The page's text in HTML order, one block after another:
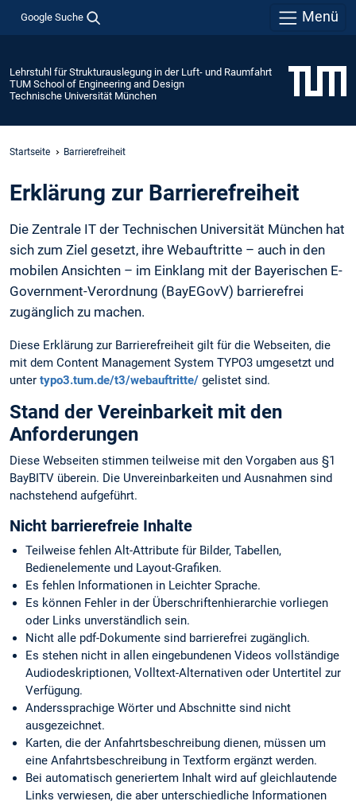
Google Suche Menü
Lehrstuhl für Strukturauslegung in der Luft- und Raumfahrt
TUM School of Engineering and Design
Technische Universität München
Startseite Barrierefreiheit
Erklärung zur Barrierefreiheit
Die Zentrale IT der Technischen Universität München hat
sich zum Ziel gesetzt, ihre Webauftritte – auch in den
mobilen Ansichten – im Einklang mit der Bayerischen E-
Government-Verordnung (BayEGovV) barrierefrei
zugänglich zu machen.
Diese Erklärung zur Barrierefreiheit gilt für die Webseiten, die
mit dem Content Management System TYPO3 umgesetzt und
unter typo3.tum.de/t3/webauftritte/ gelistet sind.
Stand der Vereinbarkeit mit den
Anforderungen
Diese Webseiten stimmen teilweise mit den Vorgaben aus §1
BayBITV überein. Die Unvereinbarkeiten und Ausnahmen sind
nachstehend aufgeführt.
Nicht barrierefreie Inhalte
Teilweise fehlen Alt-Attribute für Bilder, Tabellen,
Bedienelemente und Layout-Grafiken.
Es fehlen Informationen in Leichter Sprache.
Es können Fehler in der Überschriftenhierarchie vorliegen
oder Links unverständlich sein.
Nicht alle pdf-Dokumente sind barrierefrei zugänglich.
Es stehen nicht in allen eingebundenen Videos vollständige
Audiodeskriptionen, Volltext-Alternativen oder Untertitel zur
Verfügung.
Anderssprachige Wörter und Abschnitte sind nicht
ausgezeichnet.
Karten, die der Anfahrtsbeschreibung dienen, müssen um
eine Anfahrtsbeschreibung in Textform ergänzt werden.
Bei automatisch generiertem Inhalt wird auf gleichlautende
Links verwiesen, die aber unterschiedliche Informationen